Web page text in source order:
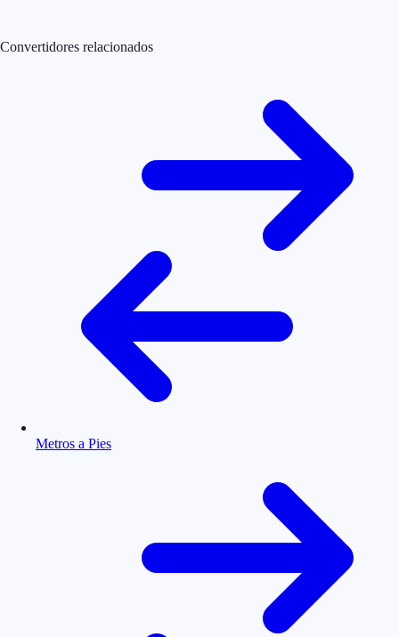
Convertidores relacionados
Metros a Pies